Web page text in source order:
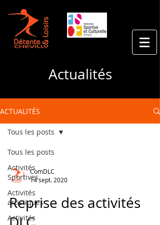
Actualités
ACTUALITÉS
Tous les posts
Activités
Sportives
Activités
artistiques
Activités
Tous les posts
ComDLC
14 sept. 2020
Reprise des activités